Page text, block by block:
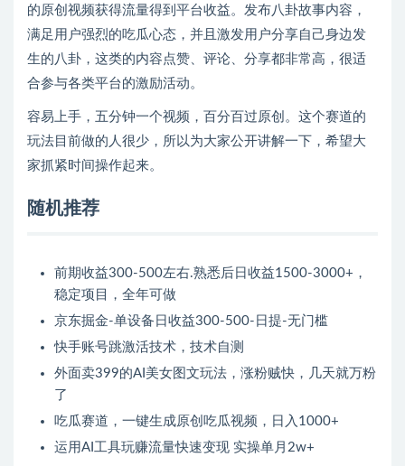
的原创视频获得流量得到平台收益。发布八卦故事内容，
满足用户强烈的吃瓜心态，并且激发用户分享自己身边发
生的八卦，这类的内容点赞、评论、分享都非常高，很适
合参与各类平台的激励活动。
容易上手，五分钟一个视频，百分百过原创。这个赛道的
玩法目前做的人很少，所以为大家公开讲解一下，希望大
家抓紧时间操作起来。
随机推荐
前期收益300-500左右.熟悉后日收益1500-3000+，
稳定项目，全年可做
京东掘金-单设备日收益300-500-日提-无门槛
快手账号跳激活技术，技术自测
外面卖399的AI美女图文玩法，涨粉贼快，几天就万粉
了
吃瓜赛道，一键生成原创吃瓜视频，日入1000+
运用AI工具玩赚流量快速变现 实操单月2w+